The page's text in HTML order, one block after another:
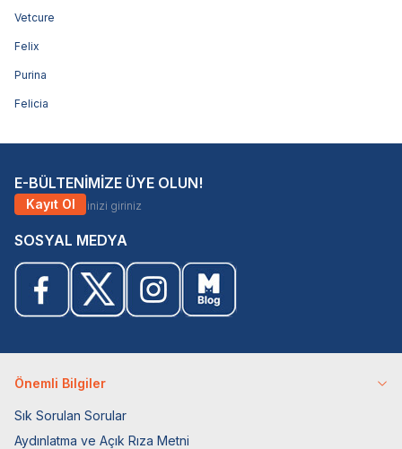
Vetcure
Felix
Purina
Felicia
E-BÜLTENİMİZE ÜYE OLUN!
Kayıt Ol
SOSYAL MEDYA
Önemli Bilgiler
Sık Sorulan Sorular
Aydınlatma ve Açık Rıza Metni